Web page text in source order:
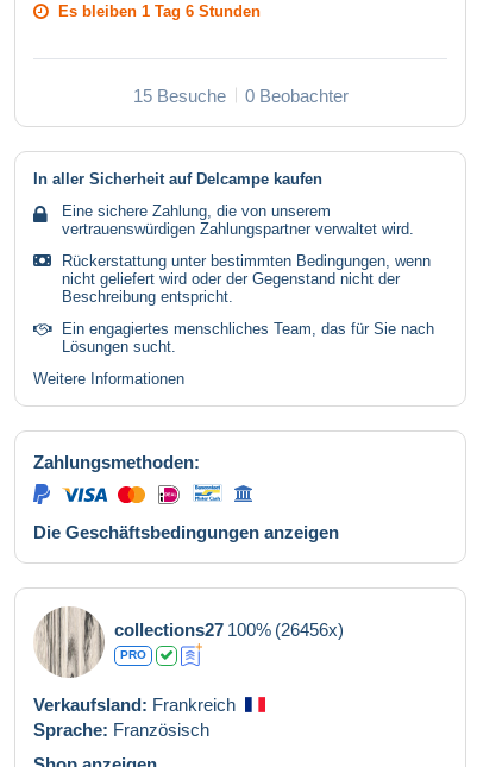
Es bleiben 1 Tag 6 Stunden
15 Besuche 0 Beobachter
In aller Sicherheit auf Delcampe kaufen
Eine sichere Zahlung, die von unserem
vertrauenswürdigen Zahlungspartner verwaltet wird.
Rückerstattung unter bestimmten Bedingungen, wenn
nicht geliefert wird oder der Gegenstand nicht der
Beschreibung entspricht.
Ein engagiertes menschliches Team, das für Sie nach
Lösungen sucht.
Weitere Informationen
Zahlungsmethoden:
Die Geschäftsbedingungen anzeigen
collections27 100% (26456x)
PRO
Verkaufsland: Frankreich
Sprache: Französisch